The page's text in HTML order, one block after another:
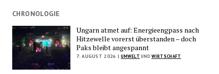
CHRONOLOGIE
Ungarn atmet auf: Energieengpass nach
Hitzewelle vorerst überstanden – doch
Paks bleibt angespannt
7. AUGUST 2026 | UMWELT UND WIRTSCHAFT